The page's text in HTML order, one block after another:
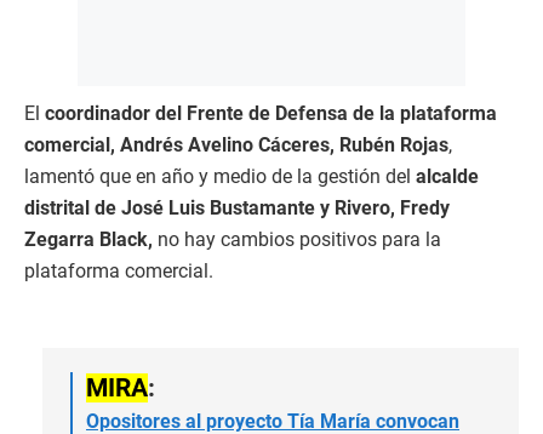
El coordinador del Frente de Defensa de la plataforma
comercial, Andrés Avelino Cáceres, Rubén Rojas,
lamentó que en año y medio de la gestión del alcalde
distrital de José Luis Bustamante y Rivero, Fredy
Zegarra Black, no hay cambios positivos para la
plataforma comercial.
MIRA:
Opositores al proyecto Tía María convocan